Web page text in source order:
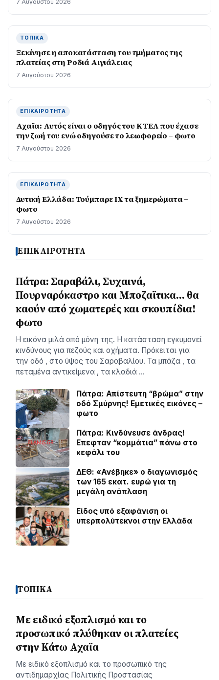
7 Αυγούστου 2026
ΤΟΠΙΚΆ
Ξεκίνησε η αποκατάσταση του τμήματος της
πλατείας στη Ροδιά Αιγιάλειας
7 Αυγούστου 2026
ΕΠΙΚΑΙΡΌΤΗΤΑ
Αχαϊα: Αυτός είναι ο οδηγός του ΚΤΕΛ που έχασε
την ζωή του ενώ οδηγούσε το λεωφορείο – φωτο
7 Αυγούστου 2026
ΕΠΙΚΑΙΡΌΤΗΤΑ
Δυτική Ελλάδα: Τούμπαρε ΙΧ τα ξημερώματα –
φωτο
7 Αυγούστου 2026
ΕΠΙΚΑΙΡΟΤΗΤΑ
Πάτρα: Σαραβάλι, Συχαινά,
Πουρναρόκαστρο και Μποζαϊτικα… θα
καούν από χωματερές και σκουπίδια!
φωτο
Η εικόνα μιλά από μόνη της. Η κατάσταση εγκυμονεί
κινδύνους για πεζούς και οχήματα. Πρόκειται για
την οδό , στο ύψος του Σαραβαλίου. Τα μπάζα , τα
πεταμένα αντικείμενα , τα κλαδιά …
Πάτρα: Απίστευτη “βρώμα” στην
οδό Σμύρνης! Εμετικές εικόνες –
φωτο
Πάτρα: Κινδύνευσε άνδρας!
Επεφταν “κομμάτια” πάνω στο
κεφάλι του
ΔΕΘ: «Ανέβηκε» ο διαγωνισμός
των 165 εκατ. ευρώ για τη
μεγάλη ανάπλαση
Είδος υπό εξαφάνιση οι
υπερπολύτεκνοι στην Ελλάδα
ΤΟΠΙΚΑ
Με ειδικό εξοπλισμό και το
προσωπικό πλύθηκαν οι πλατείες
στην Κάτω Αχαϊα
Με ειδικό εξοπλισμό και το προσωπικό της
αντιδημαρχίας Πολιτικής Προστασίας